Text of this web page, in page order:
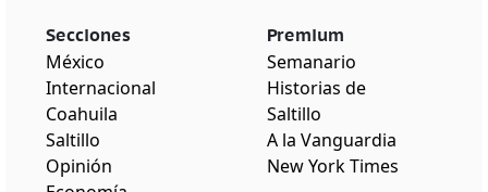
Secciones
México
Internacional
Coahuila
Saltillo
Opinión
Premium
Semanario
Historias de
Saltillo
A la Vanguardia
New York Times